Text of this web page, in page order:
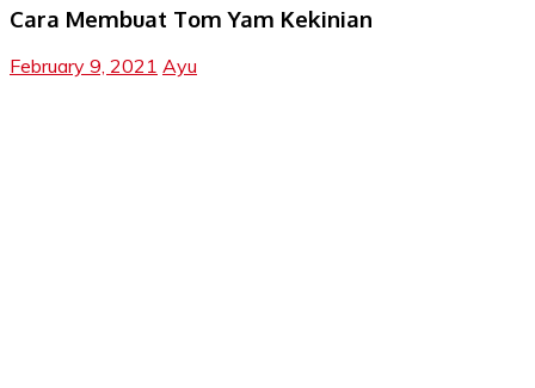
Cara Membuat Tom Yam Kekinian
February 9, 2021 Ayu